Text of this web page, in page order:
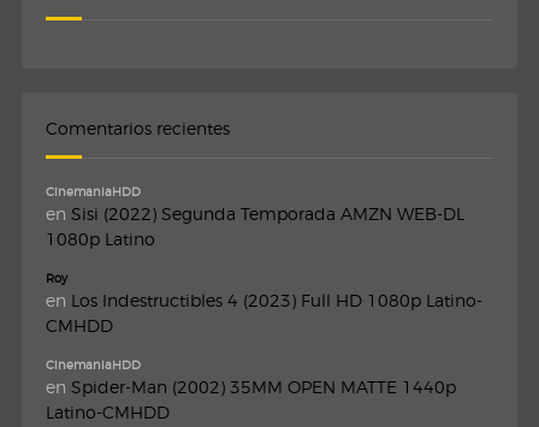
Comentarios recientes
CinemaniaHDD
en Sisi (2022) Segunda Temporada AMZN WEB-DL
1080p Latino
Roy
en Los Indestructibles 4 (2023) Full HD 1080p Latino-
CMHDD
CinemaniaHDD
en Spider-Man (2002) 35MM OPEN MATTE 1440p
Latino-CMHDD